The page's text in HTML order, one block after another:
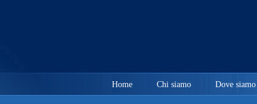
Dove siamo
Chi siamo
Home